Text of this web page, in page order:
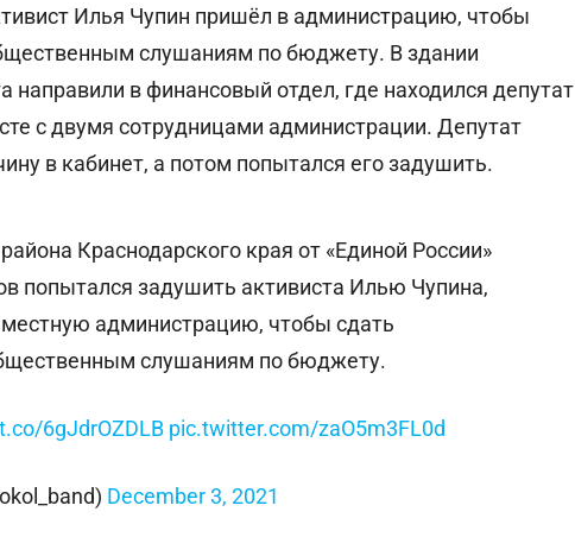
Илья Чупин пришёл в администрацию, чтобы
слушаниям по бюджету. В здании
направили в финансовый отдел, где находился депутат
с двумя сотрудницами администрации. Депутат
в кабинет, а потом попытался его задушить.
Краснодарского края от «Единой России»
попытался задушить активиста Илью Чупина,
администрацию, чтобы сдать
слушаниям по бюджету.
6gJdrOZDLB pic.twitter.com/zaO5m3FL0d
December 3, 2021